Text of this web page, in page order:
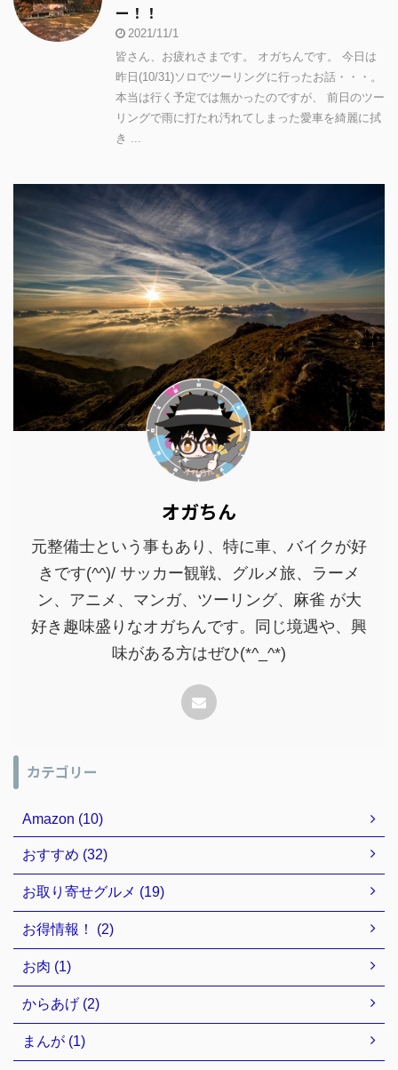
ー！！
2021/11/1
皆さん、お疲れさまです。 オガちんです。 今日は
昨日(10/31)ソロでツーリングに行ったお話・・・。
本当は行く予定では無かったのですが、 前日のツー
リングで雨に打たれ汚れてしまった愛車を綺麗に拭
き ...
オガちん
元整備士という事もあり、特に車、バイクが好
きです(^^)/ サッカー観戦、グルメ旅、ラーメ
ン、アニメ、マンガ、ツーリング、麻雀 が大
好き趣味盛りなオガちんです。同じ境遇や、興
味がある方はぜひ(*^_^*)
カテゴリー
Amazon (10)
おすすめ (32)
お取り寄せグルメ (19)
お得情報！ (2)
お肉 (1)
からあげ (2)
まんが (1)